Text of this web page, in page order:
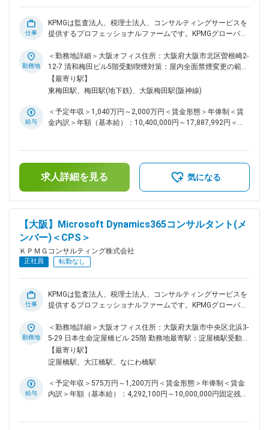
を拡大することや組織をリード頂ける機会がございます。 ・
特に強化方針である鉄道・海運・物流などの社会インフラ領域
ントマネジメントを担当頂きます。 弊社のグループ全体のネ
ットワーキングやケイパビリティを活用しご自身でコンサルテ
ィングサービスをリードいただける環境です。 変更の範囲：
会社の定める業務
仕事
KPMGは監査法人、税理士法人、コンサルティングサービスを
提供するプロフェッショナルファームです。KPMGグローバル
名のプロフェッショナルを擁し、サービスを提供しています。
【Enterprise Solution - Microsoft】 KPMGでは、デジタル時代
の業務改革ソリューションとしてPowered Enterprise（以下
PE）for Microsoft Dynamics 365を提供しています。PEは、
目指すべき「模範解答」であるTarget Operating Modelと、そ
の内容に沿って事前に設定されたDynamics 365、および方法
本チームは、このPE for Dynamics365をEnablerとして活用
し、KPMG Globalの様々な領域の専門家と協業して付加価値の
高いサービスを提供し、クライアントのDX・業務変革の実現
て高く評価されています。KPMG Globalのネットワークも活用
しながら、日本におけるPE for Dynamics365ビジネスの立ち
上げを推進していただけるリーダークラスからメンバークラス
まで広く募集します。 なお、PEは、Microsoft Dynamics365
だけでなく、SAPなど他のソリューションにも対応しています
ので、希望する方はスキルの幅を広げて頂くことができる環境
チームの責任者として、組織運営（採用、メンバーのアサイン
管理、評価などを含む）、KPMG Globalやオフショア開発拠点
協業をリードして頂きます。 また、提案・デリバリーの責任
者として、メンバーの品質管理を担当して頂きます。 変更の
範囲：会社の定める業務
勤務地
＜勤務地詳細＞大阪オフィス住所：大阪府大阪市北区曽根崎2-
12-7 清和梅田ビル5階受動喫煙対策：屋内全面禁煙変更の範
囲：会社の定める事業所（リモートワーク含む）
【最寄り駅】
東梅田駅、梅田駅(地下鉄)、大阪梅田駅(阪神線)
給与
＜予定年収＞1,040万円～2,000万円＜賃金形態＞年俸制＜賃
金内訳＞年額（基本給）：10,400,000円～17,887,992円＜月
(月額)は固定手当を含めた表記です。
求人詳細を見る 気になる
【大阪】Microsoft Dynamics365コンサルタント(メ
ンバー)＜CPS＞
ＫＰＭＧコンサルティング株式会社
正社員 転勤なし
仕事
KPMGは監査法人、税理士法人、コンサルティングサービスを
提供するプロフェッショナルファームです。KPMGグローバル
プロフェッショナルを擁し、サービスを提供しています。
【Enterprise Solution - Microsoft】 KPMGでは、デジタル時代
の業務改革ソリューションとしてPowered Enterprise（以下
PE）for Microsoft Dynamics 365を提供しています。PEは、
目指すべき「模範解答」であるTarget Operating Modelと、そ
の内容に沿って事前に設定されたDynamics 365、および方法
本チームは、このPE for Dynamics365をEnablerとして活用
勤務地
＜勤務地詳細＞大阪オフィス住所：大阪府大阪市中央区北浜3-
5-29 日本生命淀屋橋ビル 25階 勤務地最寄駅：淀屋橋駅受動喫
煙対策：屋内全面禁煙変更の範囲：会社の定める事業所（リモ
ートワーク含む）
【最寄り駅】
淀屋橋駅、大江橋駅、なにわ橋駅
給与
＜予定年収＞575万円～1,200万円＜賃金形態＞年俸制＜賃金
内訳＞年額（基本給）：4,292,100円～10,000,000円固定残業